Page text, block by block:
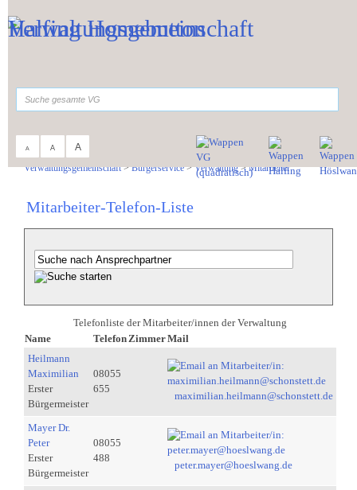
A A A
Verwaltungsgemeinschaft>Bürgerservice>Verwaltung>Mitarbeiter
Mitarbeiter-Telefon-Liste
Telefonliste der Mitarbeiter/innen der Verwaltung
Name
Telefon ZimmerMail
Heilmann
Maximilian
Erster
Bürgermeister
08055
655
maximilian.heilmann@schonstett.de
Mayer Dr.
Peter
Erster
Bürgermeister
08055
488
peter.mayer@hoeslwang.de